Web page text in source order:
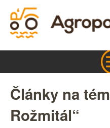
Články na
Rožmitál“